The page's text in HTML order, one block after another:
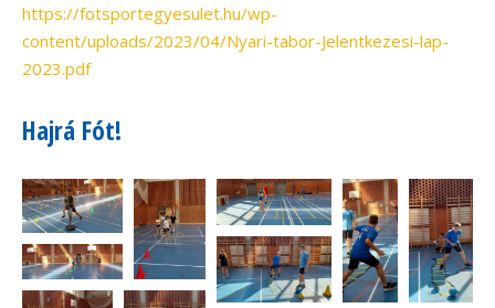
https://fotsportegyesulet.hu/wp-
content/uploads/2023/04/Nyari-tabor-Jelentkezesi-lap-
2023.pdf
Hajrá Fót!